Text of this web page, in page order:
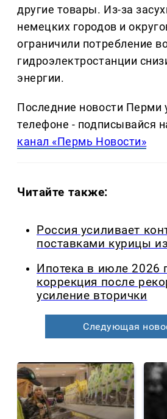
другие товары. Из-за
немецких городов и
ограничили потребление
гидроэлектростанции
энергии.
Последние новости Перми
телефоне - подписывайся
канал «Пермь Новости»
Читайте также:
Россия усиливает
поставками курицы
Ипотека в июле 2026
коррекция после
усиление вторички
Следующая